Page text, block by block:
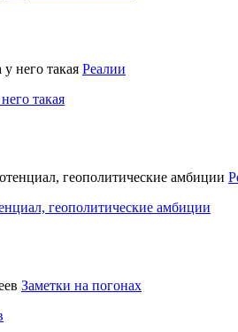
Реалии
такая
геополитические амбиции
Заметки на погонах